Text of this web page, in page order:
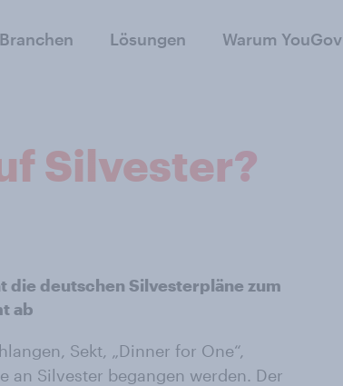
Branchen Lösungen Warum YouGov
Silvester?
die deutschen Silvesterpläne zum
ab
Sekt, „Dinner for One“,
an Silvester begangen werden. Der